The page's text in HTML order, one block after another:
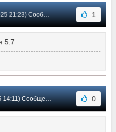
Сообщение #22 1
5.7
Сообщение #21 0